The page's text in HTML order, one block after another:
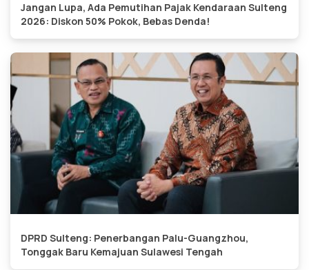
Jangan Lupa, Ada Pemutihan Pajak Kendaraan Sulteng
2026: Diskon 50% Pokok, Bebas Denda!
DPRD Sulteng: Penerbangan Palu-Guangzhou,
Tonggak Baru Kemajuan Sulawesi Tengah